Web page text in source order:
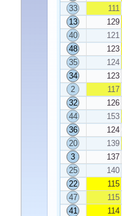
33
111
13
129
40
121
48
123
35
124
34
123
2
117
32
126
44
153
36
124
20
139
3
137
25
140
22
115
47
115
41
114